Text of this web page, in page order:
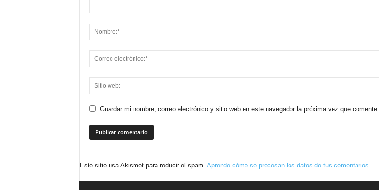
Guardar mi nombre, correo electrónico y sitio web en este navegador la próxima vez que comente.
Este sitio usa Akismet para reducir el spam. Aprende cómo se procesan los datos de tus comentarios.